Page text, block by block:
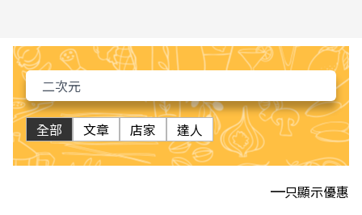
全部 文章 店家 達人
只顯示優惠